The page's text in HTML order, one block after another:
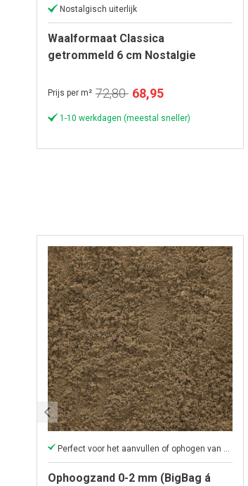
Nostalgisch uiterlijk
Waalformaat Classica
getrommeld 6 cm Nostalgie
Prijs per m² 72,80 Speciale
prijs
68,95
1-10 werkdagen (meestal sneller)
Ophoogzand 0-2 mm (BigBag á